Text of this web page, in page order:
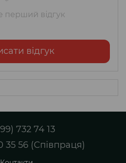
перший відгук
відгук
732 74 13
35 56 (Співпраця)